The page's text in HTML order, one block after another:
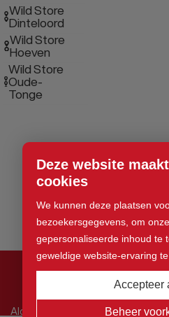
Deze website
cookies
We kunnen deze plaatsen
bezoekersgegevens, om
gepersonaliseerde inhoud te
geweldige website-ervaring te
Beheer
Accepteer
Wild Store
Dinteloord
Wild Store
Hoeven
Wild Store
Oude-
Tonge
© 2026 Wild Store. Alle
Algemene voorwaarden